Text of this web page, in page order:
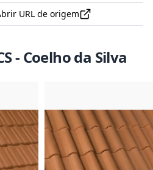
URL de origem
- Coelho da Silva
do Produto